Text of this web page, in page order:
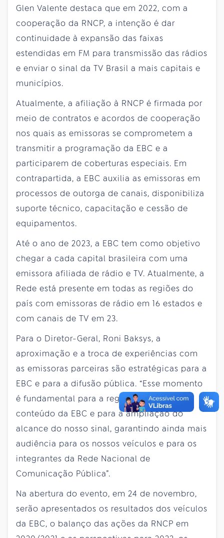
Glen Valente destaca que em 2022, com a
cooperação da RNCP, a intenção é dar
continuidade à expansão das faixas
estendidas em FM para transmissão das rádios
e enviar o sinal da TV Brasil a mais capitais e
municípios.
Atualmente, a afiliação à RNCP é firmada por
meio de contratos e acordos de cooperação
nos quais as emissoras se comprometem a
transmitir a programação da EBC e a
participarem de coberturas especiais. Em
contrapartida, a EBC auxilia as emissoras em
processos de outorga de canais, disponibiliza
suporte técnico, capacitação e cessão de
equipamentos.
Até o ano de 2023, a EBC tem como objetivo
chegar a cada capital brasileira com uma
emissora afiliada de rádio e TV. Atualmente, a
Rede está presente em todas as regiões do
país com emissoras de rádio em 16 estados e
com canais de TV em 23.
Para o Diretor-Geral, Roni Baksys, a
aproximação e a troca de experiências com
as emissoras parceiras são estratégicas para a
EBC e para a difusão pública. “Esse momento
é fundamental para a regionalização do
conteúdo da EBC e para a ampliação do
alcance do nosso sinal, garantindo ainda mais
audiência para os nossos veículos e para os
integrantes da Rede Nacional de
Comunicação Pública”.
Na abertura do evento, em 24 de novembro,
serão apresentados os resultados dos veículos
da EBC, o balanço das ações da RNCP em